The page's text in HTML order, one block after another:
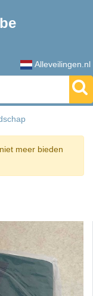
Alleveilingen.nl
meer bieden